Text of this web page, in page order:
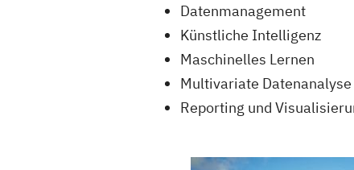
Datenmanagement
Künstliche Intelligenz
Maschinelles Lernen
Multivariate Datenanalyse
Reporting und